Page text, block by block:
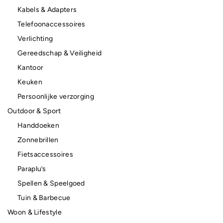
Kabels & Adapters
Telefoonaccessoires
Verlichting
Gereedschap & Veiligheid
Kantoor
Keuken
Persoonlijke verzorging
Outdoor & Sport
Handdoeken
Zonnebrillen
Fietsaccessoires
Paraplu’s
Spellen & Speelgoed
Tuin & Barbecue
Woon & Lifestyle